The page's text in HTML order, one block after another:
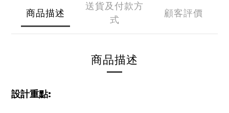
商品描述
送貨及付款方
式
顧客評價
商品描述
設計重點: